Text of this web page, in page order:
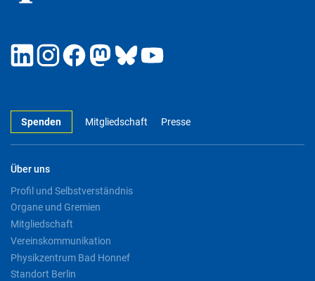
Spenden Mitgliedschaft Presse
Über uns
Profil und Selbstverständnis
Organe und Gremien
Mitgliedschaft
Vereinskommunikation
Physikzentrum Bad Honnef
Standort Berlin